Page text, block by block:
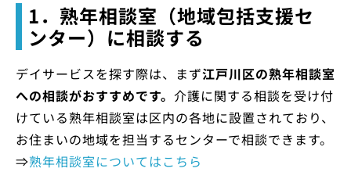
1．熟年相談室（地域包括支援セ
ンター）に相談する
デイサービスを探す際は、まず江戸川区の熟年相談室
への相談がおすすめです。 介護に関する相談を受け付
けている熟年相談室は区内の各地に設置されており、
お住まいの地域を担当するセンターで相談できます。
⇒熟年相談室についてはこちら